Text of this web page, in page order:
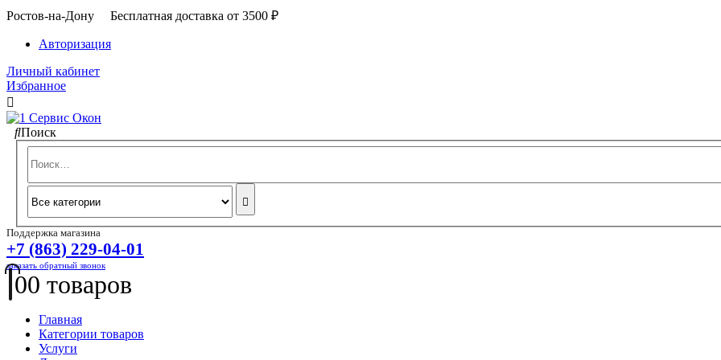
Ростов-на-Дону Бесплатная доставка от 3500 ₽
Авторизация
Личный кабинет
Избранное
Поиск
Поддержка магазина
+7 (863) 229-04-01
заказать обратный звонок
00 товаров
Главная
Категории товаров
Услуги